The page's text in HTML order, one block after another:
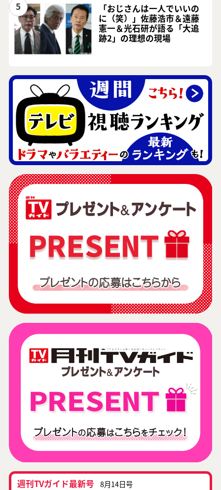
5
「おじさんは一人でいいの
に（笑）」佐藤浩市＆遠藤
憲一＆光石研が語る「大追
跡2」の理想の現場
週刊TVガイド最新号 8月14日号